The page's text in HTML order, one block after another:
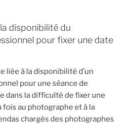
disponibilité du
pour fixer une date
liée à la disponibilité d’un
pour une séance de
dans la difficulté de fixer une
fois au photographe et à la
chargés des photographes